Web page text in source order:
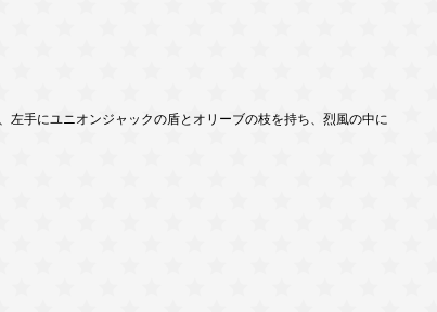
手にユニオンジャックの盾とオリーブの枝を持ち、烈風の中に